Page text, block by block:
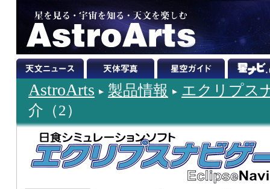
AstroArts 製品情報
エクリプス
介（2）